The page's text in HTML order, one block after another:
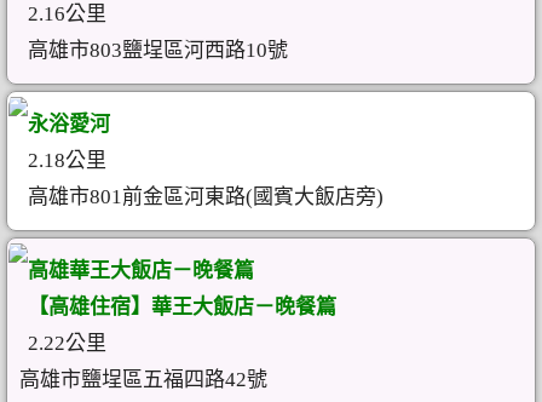
2.16公里
高雄市803鹽埕區河西路10號
永浴愛河
2.18公里
高雄市801前金區河東路(國賓大飯店旁)
高雄華王大飯店－晚餐篇
【高雄住宿】華王大飯店－晚餐篇
2.22公里
高雄市鹽埕區五福四路42號